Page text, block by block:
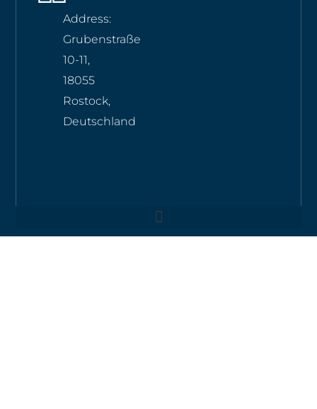
Address:
Grubenstraße
10-11,
18055
Rostock,
Deutschland